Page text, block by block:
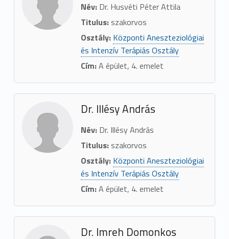
Név:Dr. Husvéti Péter Attila
Titulus:szakorvos
Osztály: Központi Aneszteziológiai
és Intenzív Terápiás Osztály
Cím:A épület, 4. emelet
Dr. Illésy András
Név:Dr. Illésy András
Titulus:szakorvos
Osztály: Központi Aneszteziológiai
és Intenzív Terápiás Osztály
Cím:A épület, 4. emelet
Dr. Imreh Domonkos